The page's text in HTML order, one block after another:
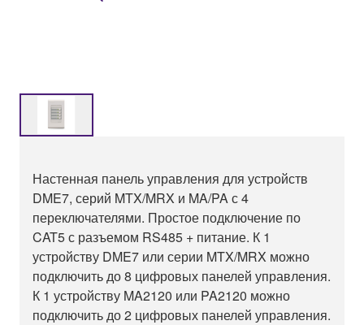
Настенная панель управления для устройств
DME7, серий MTX/MRX и MA/PA с 4
переключателями. Простое подключение по
CAT5 с разъемом RS485 + питание. К 1
устройству DME7 или серии MTX/MRX можно
подключить до 8 цифровых панелей управления.
К 1 устройству MA2120 или PA2120 можно
подключить до 2 цифровых панелей управления.